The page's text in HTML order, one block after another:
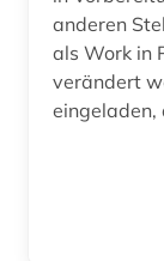
mode (1)
anderen
als Work in
verändert
eingeladen,